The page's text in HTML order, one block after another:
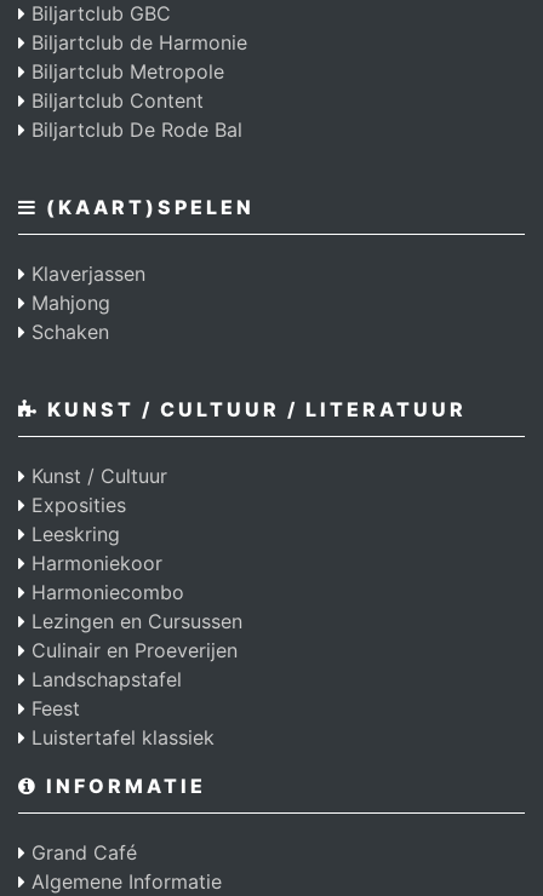
Biljartclub GBC
Biljartclub de Harmonie
Biljartclub Metropole
Biljartclub Content
Biljartclub De Rode Bal
(KAART)SPELEN
Klaverjassen
Mahjong
Schaken
KUNST / CULTUUR / LITERATUUR
Kunst / Cultuur
Exposities
Leeskring
Harmoniekoor
Harmoniecombo
Lezingen en Cursussen
Culinair en Proeverijen
Landschapstafel
Feest
Luistertafel klassiek
INFORMATIE
Grand Café
Algemene Informatie